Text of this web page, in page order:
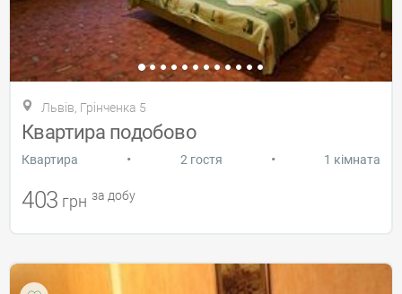
Львів, Грінченка 5
Квартира подобово
Квартира • 2 гостя • 1 кімната
403 грн за добу